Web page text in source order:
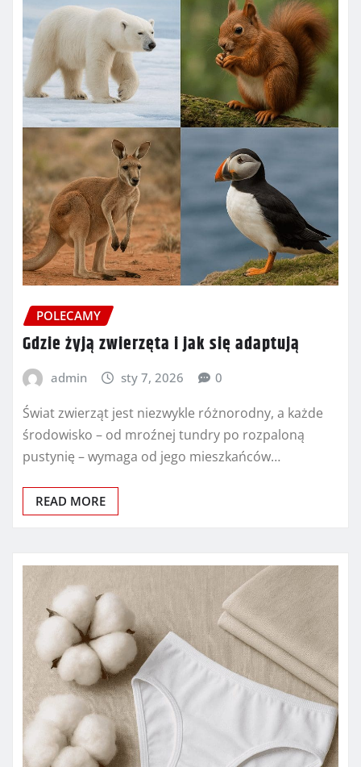
POLECAMY
Gdzie żyją zwierzęta i jak się adaptują
admin sty 7, 2026 0
Świat zwierząt jest niezwykle różnorodny, a każde
środowisko – od mroźnej tundry po rozpaloną
pustynię – wymaga od jego mieszkańców…
READ MORE